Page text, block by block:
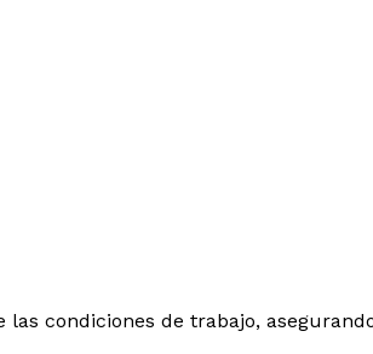
condiciones de trabajo,